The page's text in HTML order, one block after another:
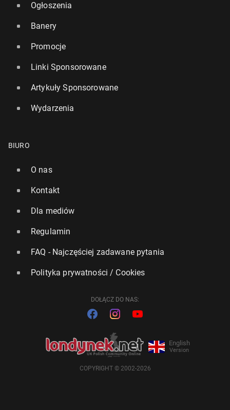
Ogłoszenia
Banery
Promocje
Linki Sponsorowane
Artykuły Sponsorowane
Wydarzenia
BIURO
O nas
Kontakt
Dla mediów
Regulamin
FAQ - Najczęściej zadawane pytania
Polityka prywatności / Cookies
DOŁĄCZ DO NAS:
English
Version
COPYRIGHT © 2002-2026